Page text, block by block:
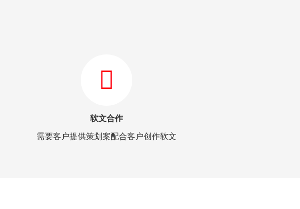
软文合作
需要客户提供策划案配合客户创作软文